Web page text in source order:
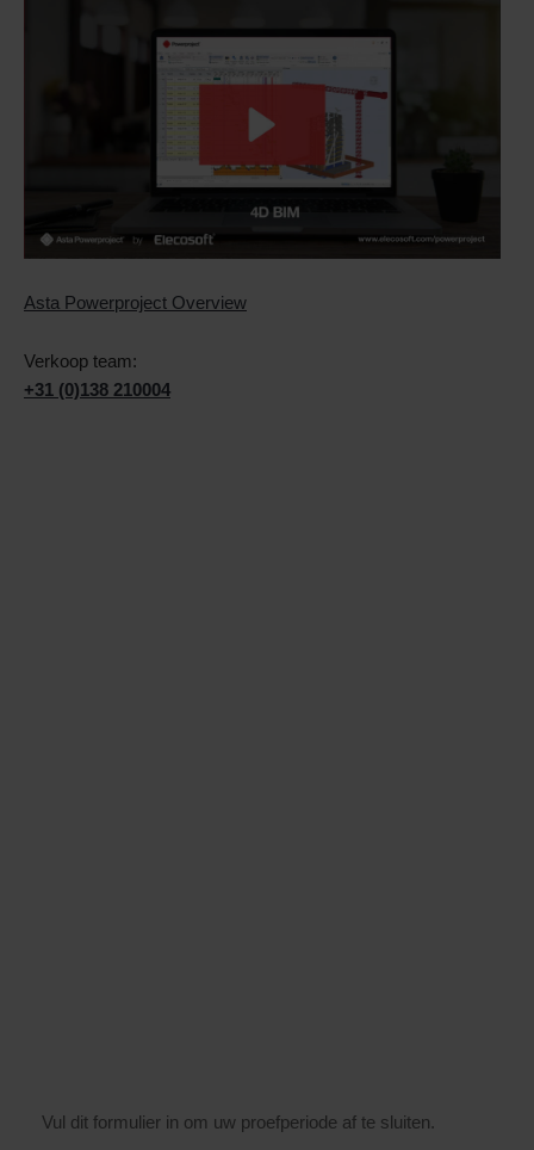
Asta Powerproject Overview
Verkoop team:
+31 (0)138 210004
Vul dit formulier in om uw proefperiode af te sluiten.